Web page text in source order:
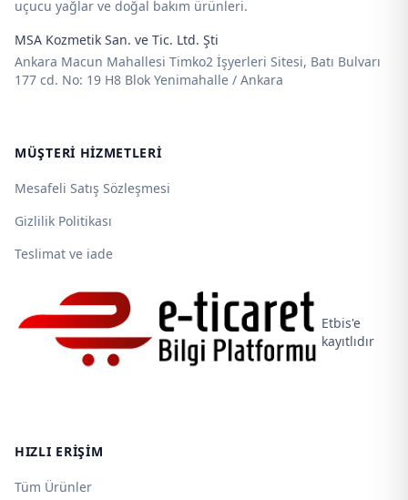
uçucu yağlar ve doğal bakım ürünleri.
MSA Kozmetik San. ve Tic. Ltd. Şti
Ankara Macun Mahallesi Timko2 İşyerleri Sitesi, Batı Bulvarı
177 cd. No: 19 H8 Blok Yenimahalle / Ankara
MÜŞTERI HIZMETLERI
Mesafeli Satış Sözleşmesi
Gizlilik Politikası
Teslimat ve iade
Etbis'e
kayıtlıdır
HIZLI ERIŞIM
Tüm Ürünler